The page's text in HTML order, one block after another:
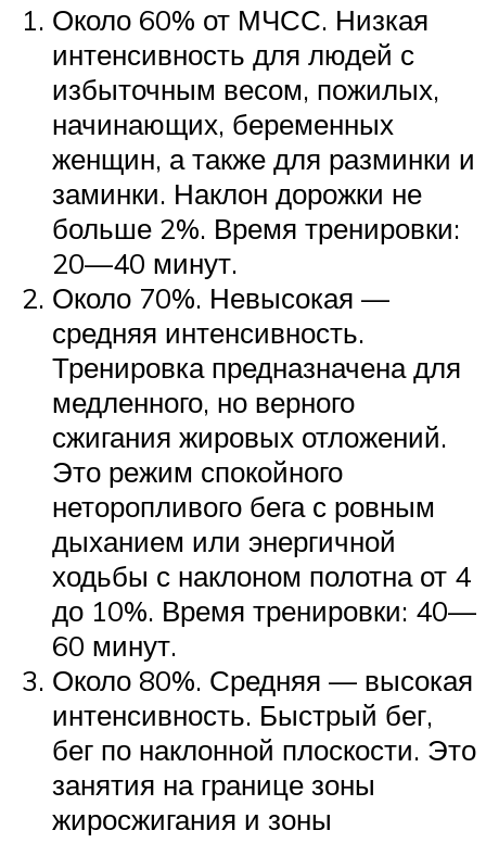
Около 60% от МЧСС. Низкая
интенсивность для людей с
избыточным весом, пожилых,
начинающих, беременных
женщин, а также для разминки и
заминки. Наклон дорожки не
больше 2%. Время тренировки:
20—40 минут.
Около 70%. Невысокая —
средняя интенсивность.
Тренировка предназначена для
медленного, но верного
сжигания жировых отложений.
Это режим спокойного
неторопливого бега с ровным
дыханием или энергичной
ходьбы с наклоном полотна от 4
до 10%. Время тренировки: 40—
60 минут.
Около 80%. Средняя — высокая
интенсивность. Быстрый бег,
бег по наклонной плоскости. Это
занятия на границе зоны
жиросжигания и зоны